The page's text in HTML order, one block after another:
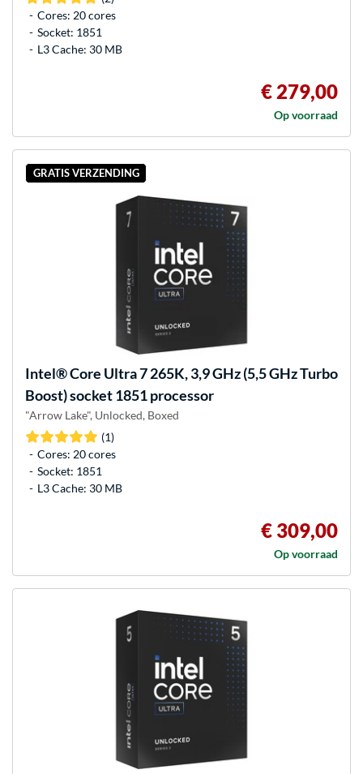
Cores: 20 cores
Socket: 1851
L3 Cache: 30 MB
€ 279,00
Op voorraad
GRATIS VERZENDING
Intel®Core Ultra 7 265K, 3,9 GHz (5,5 GHz Turbo
Boost) socket 1851 processor
"Arrow Lake", Unlocked, Boxed
(1)
Cores: 20 cores
Socket: 1851
L3 Cache: 30 MB
€ 309,00
Op voorraad